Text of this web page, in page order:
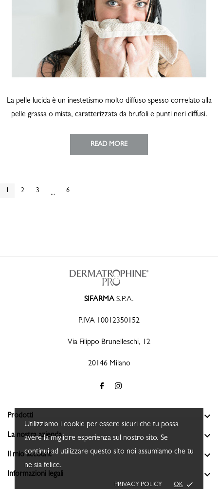
Utilizziamo i cookie per essere sicuri che tu possa
avere la migliore esperienza sul nostro sito. Se
continui ad utilizzare questo sito noi assumiamo che tu
ne sia felice.
PRIVACY POLICY OK done
La pelle lucida è un inestetismo molto diffuso spesso correlato alla
pelle grassa o mista, caratterizzata da brufoli e punti neri diffusi.
READ MORE
1 2 3 ... 6
SIFARMAS.P.A.
P.IVA 10012350152
Via Filippo Brunelleschi, 12
20146 Milano
Prodotti 
La nostra azienda 
Il mio account 
Informazioni legali 